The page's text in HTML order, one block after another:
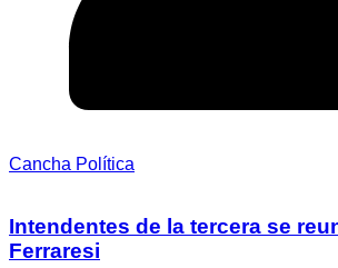
Cancha Política
Intendentes de la tercera se
Ferraresi